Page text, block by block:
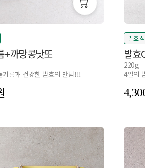
+까망콩낫또
기름과 건강한 발효의 만남!!!
발효
발효
220g
4일의